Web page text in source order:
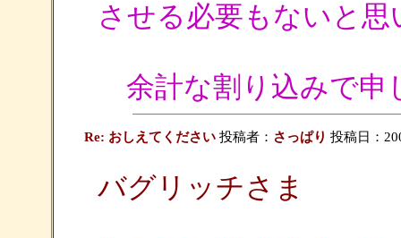
させる必要もないと思
余計な割り込みで申
Re: おしえてください投稿者： さっぱり 投稿日：
バグリッチさま